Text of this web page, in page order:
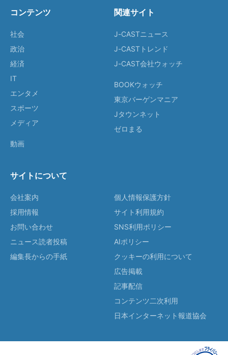
コンテンツ
社会
政治
経済
IT
エンタメ
スポーツ
メディア
動画
関連サイト
J-CASTニュース
J-CASTトレンド
J-CAST会社ウォッチ
BOOKウォッチ
東京バーゲンマニア
Jタウンネット
ゼロまる
サイトについて
会社案内
採用情報
お問い合わせ
ニュース読者投稿
編集長からの手紙
個人情報保護方針
サイト利用規約
SNS利用ポリシー
AIポリシー
クッキーの利用について
広告掲載
記事配信
コンテンツ二次利用
日本インターネット報道協会